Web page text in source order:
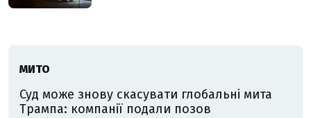
МИТО
Суд може знову скасувати глобальні мита
Трампа: компанії подали позов